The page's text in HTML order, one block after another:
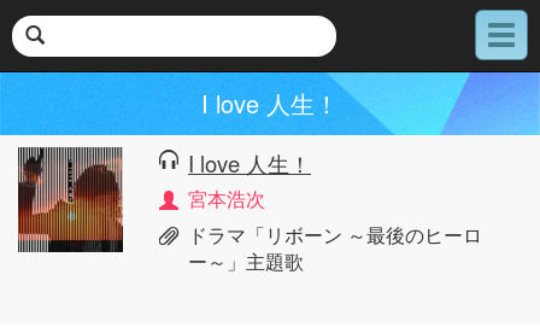
メ
ニ
I love 人生！
I love 人生！
宮本浩次
ドラマ「リボーン ～最後のヒーロ
ー～」主題歌